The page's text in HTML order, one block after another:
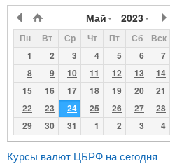
Май 2023
Пн Вт Ср Чт Пт Сб
Вск
1
2 3 4 5 6
7
8
9 10 11 12 13
14
15
16 17 18 19 20
21
22
23 24 25 26 27
28
29
30 31 1 2 3 4
Курсы валют ЦБРФ на сегодня